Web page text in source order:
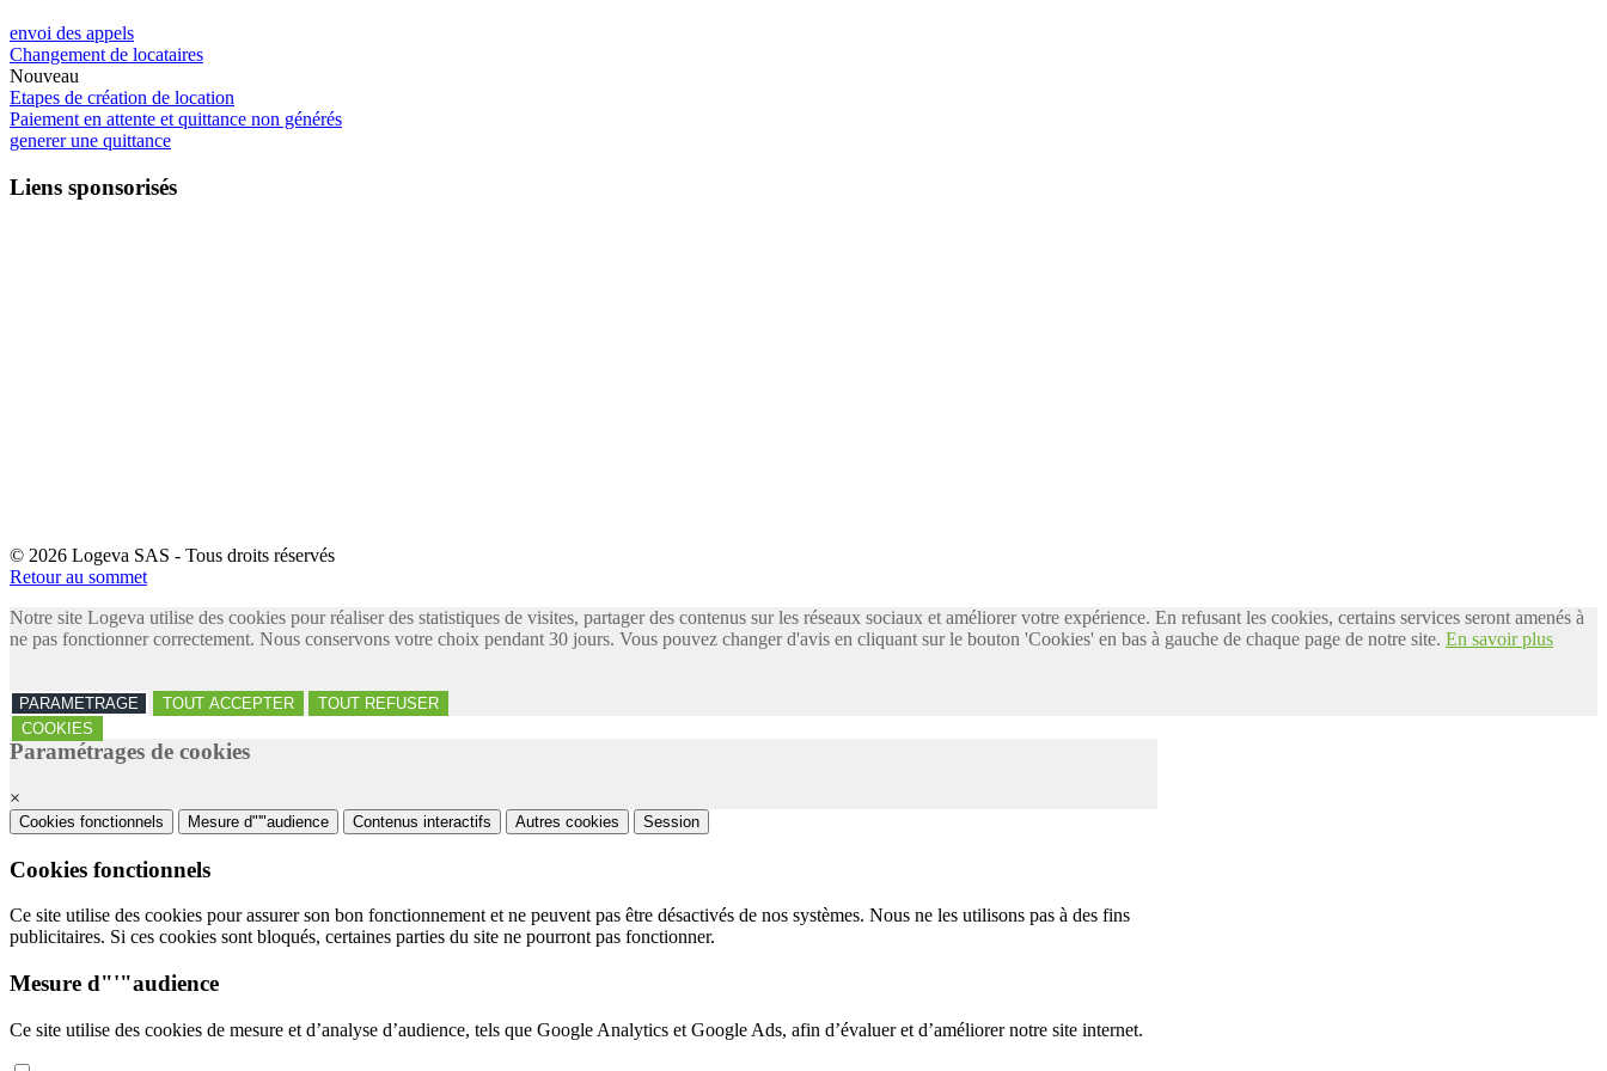
envoi des appels
Changement de locataires
Nouveau
Etapes de création de location
Paiement en attente et quittance non générés
generer une quittance
Liens sponsorisés
© 2026 Logeva SAS - Tous droits réservés
Retour au sommet
Notre site Logeva utilise des cookies pour réaliser des statistiques de visites, partager des contenus sur les réseaux sociaux et améliorer votre expérience. En refusant les cookies, certains services seront amenés à
ne pas fonctionner correctement. Nous conservons votre choix pendant 30 jours. Vous pouvez changer d'avis en cliquant sur le bouton 'Cookies' en bas à gauche de chaque page de notre site. En savoir plus
PARAMETRAGE TOUT ACCEPTER
TOUT REFUSER
COOKIES
Paramétrages de cookies
×
Cookies fonctionnels Mesure d"'"audience Contenus interactifs Autres cookies Session
Cookies fonctionnels
Ce site utilise des cookies pour assurer son bon fonctionnement et ne peuvent pas être désactivés de nos systèmes. Nous ne les utilisons pas à des fins
publicitaires. Si ces cookies sont bloqués, certaines parties du site ne pourront pas fonctionner.
Mesure d"'"audience
Ce site utilise des cookies de mesure et d’analyse d’audience, tels que Google Analytics et Google Ads, afin d’évaluer et d’améliorer notre site internet.